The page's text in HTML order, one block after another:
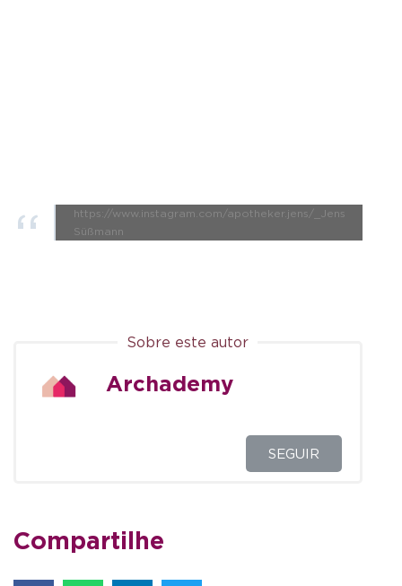
https://www.instagram.com/apotheker.jens/_Jens
Süßmann
Sobre este autor
Archademy
SEGUIR
Compartilhe